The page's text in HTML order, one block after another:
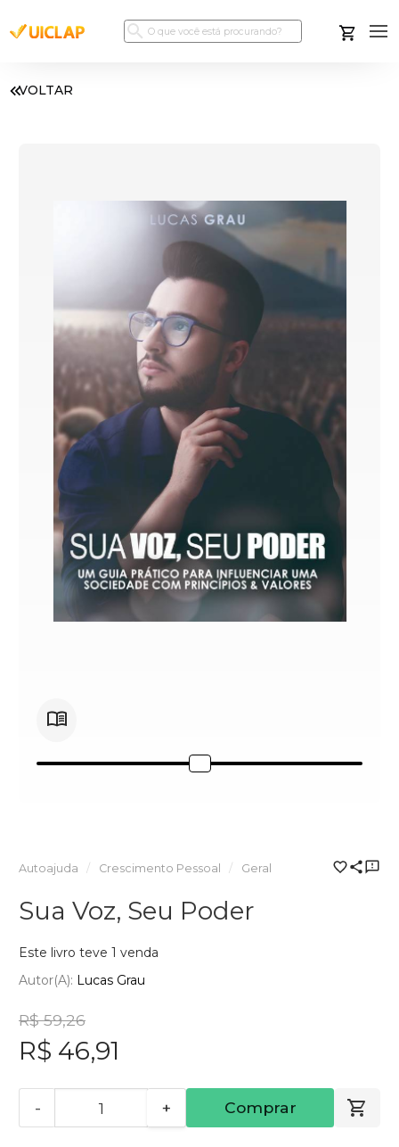
VOLTAR
Autoajuda Crescimento Pessoal Geral
Sua Voz, Seu Poder
Este livro teve 1 venda
Autor(a): Lucas Grau
R$ 59,26
R$ 46,91
- + Comprar